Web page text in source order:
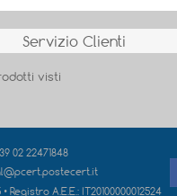
Servizio Clienti
visti
02 22471848
• Registro A.E.E.: IT20100000012524